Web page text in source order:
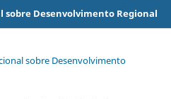
Desenvolvimento Regional
sobre Desenvolvimento